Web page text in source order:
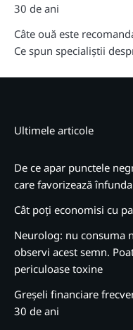
30 de ani
Câte ouă este
Ce spun specialiștii
Ultimele articole
De ce apar punctele
care favorizează
Cât poți economisi cu
Neurolog: nu consuma
observi acest semn.
periculoase toxine
Greșeli financiare
30 de ani